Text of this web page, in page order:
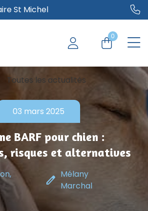
St Michel
0
Toutes les actualités
03 mars 2025
BARF pour chien :
risques et alternatives
edit Mélany
Marchal